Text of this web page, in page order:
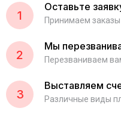
1
Оставьте
Принимаем
2
Мы
Перезваниваем
3
Выставляем
Различные виды